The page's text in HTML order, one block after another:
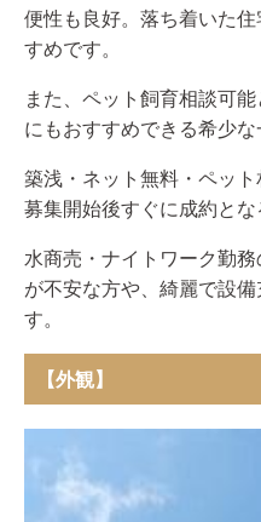
便性も良好。落ち着いた
すめです。
また、ペット飼育相談可
にもおすすめできる希少な
築浅・ネット無料・ペッ
募集開始後すぐに成約とな
水商売・ナイトワーク勤
が不安な方や、綺麗で設
す。
【外観】